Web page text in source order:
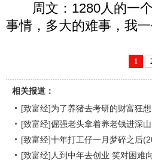
周文：1280人的一个
事情，多大的难事，我
1
相关报道：
[致富经]为了养猪去考研的财富狂
[致富经]倔强老头拿着养老钱进深
[致富经]十年打工仔一月梦碎之后
[致富经]人到中年去创业 笑对困难